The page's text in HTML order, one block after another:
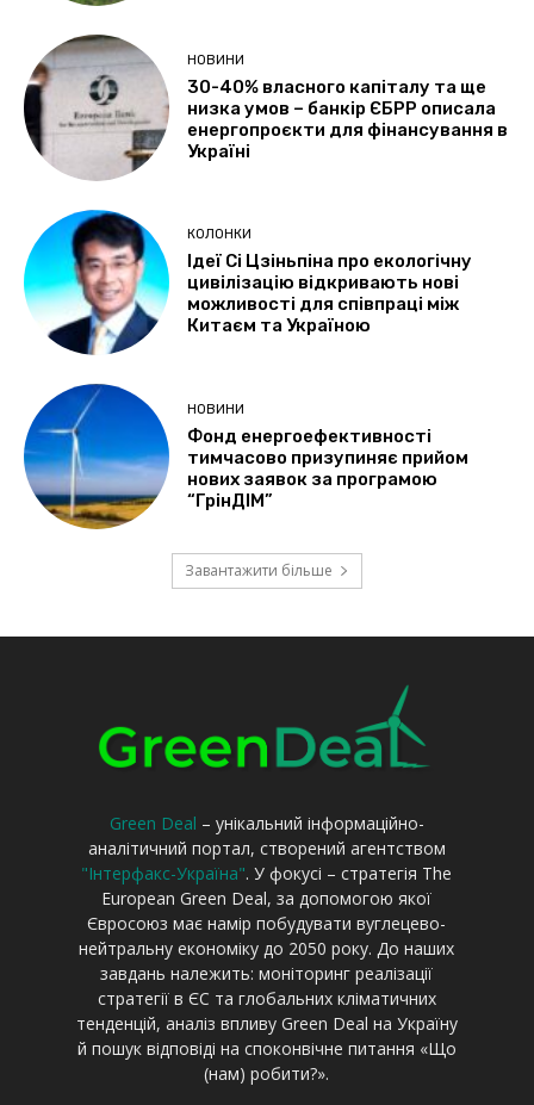
Green Deal – унікальний інформаційно-
аналітичний портал, створений агентством
"Інтерфакс-Україна". У фокусі – стратегія The
European Green Deal, за допомогою якої
Євросоюз має намір побудувати вуглецево-
нейтральну економіку до 2050 року. До наших
завдань належить: моніторинг реалізації
стратегії в ЄС та глобальних кліматичних
тенденцій, аналіз впливу Green Deal на Україну
й пошук відповіді на споконвічне питання «Що
(нам) робити?».